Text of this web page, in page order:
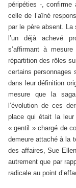
péripéties -, confirme
celle de l’aîné
par le père absent. La
l’un déjà achevé
s’affirmant à
répartition des rôles
certains personnages
dans leur définition
mesure que la
l’évolution de ces
place qui était la
« gentil » chargé de
demeure attaché à la
des affaires, Sue
autrement que par
radicale au point